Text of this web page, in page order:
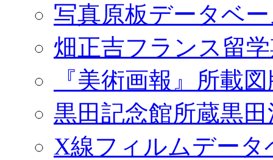
写真原板データベ
畑正吉フランス留
『美術画報』所載
黒田記念館所蔵黒
X線フィルムデータ